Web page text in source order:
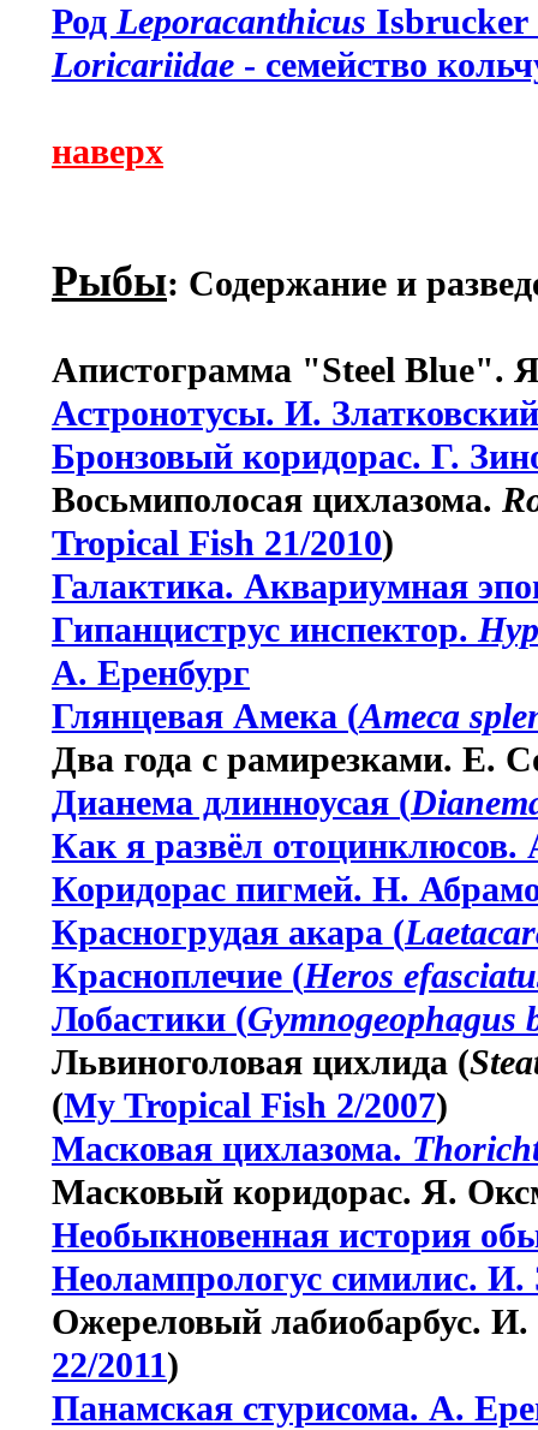
Род Leporacanthicus Isbrucker
Loricariidae - семейство
наверх
Рыбы: Содержание и
Апистограмма "Steel Blue".
Астронотусы. И. Златковский
Бронзовый коридорас. Г.
Восьмиполосая цихлазома.
Tropical Fish 21/2010)
Галактика. Аквариумная
Гипанциструс инспектор.
А. Еренбург
Глянцевая Амека (Ameca
Два года с рамирезками. Е.
Дианема длинноусая (
Как я развёл отоцинклюсов.
Коридорас пигмей. Н.
Красногрудая акара (
Красноплечие (Heros
Лобастики (Gymnogeophagus
Львиноголовая цихлида (
(My Tropical Fish 2/2007)
Масковая цихлазома.
Масковый коридорас. Я.
Необыкновенная история
Неолампрологус симилис. И.
Ожереловый лабиобарбус.
22/2011)
Панамская стурисома. А.